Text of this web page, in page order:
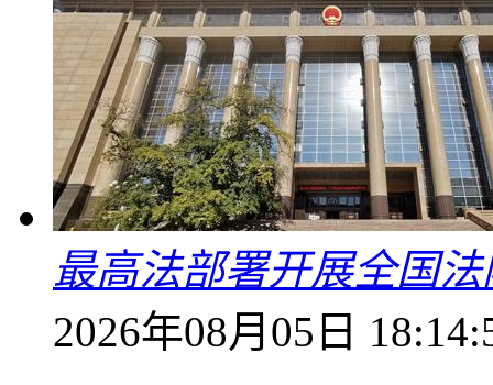
最高法部署开展全国
2026年08月05日